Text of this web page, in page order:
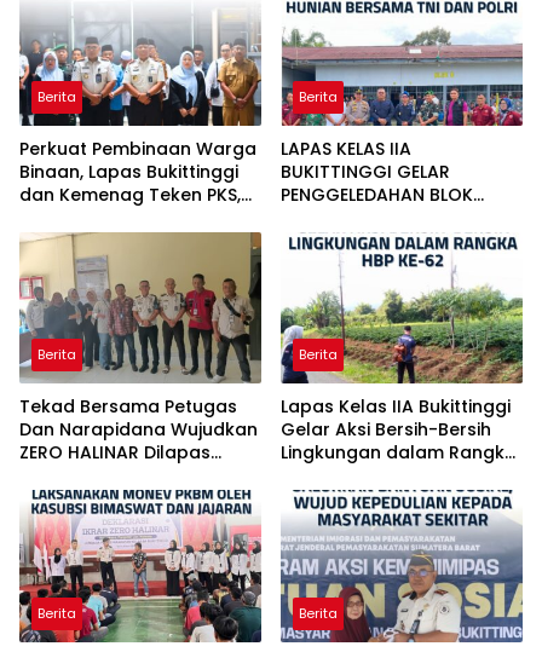
Berita
Perkuat Pembinaan Warga
Binaan, Lapas Bukittinggi
dan Kemenag Teken PKS,
salurkan bantuan sosial
Berita
LAPAS KELAS IIA
BUKITTINGGI GELAR
PENGGELEDAHAN BLOK
POLRI
Berita
Tekad Bersama Petugas
Dan Narapidana Wujudkan
ZERO HALINAR Dilapas
Berita
Lapas Kelas IIA Bukittinggi
Gelar Aksi Bersih-Bersih
Lingkungan dalam Rangka
Berita Berita